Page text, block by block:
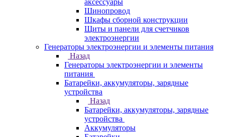
аксессуары
Шинопровод
Шкафы сборной конструкции
Щиты и панели для счетчиков
электроэнергии
Генераторы электроэнергии и элементы питания
Назад
Генераторы электроэнергии и элементы
питания
Батарейки, аккумуляторы, зарядные
устройства
Назад
Батарейки, аккумуляторы, зарядные
устройства
Аккумуляторы